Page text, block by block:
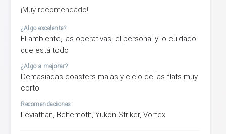
¡Muy recomendado!
¿Algo excelente?
El ambiente, las operativas, el personal y lo cuidado
que está todo
¿Algo a mejorar?
Demasiadas coasters malas y ciclo de las flats muy
corto
Recomendaciones:
Leviathan, Behemoth, Yukon Striker, Vortex